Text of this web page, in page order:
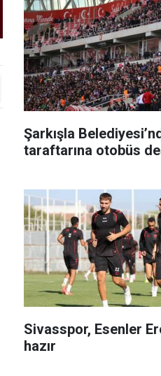
Şarkışla
taraftarına otobüs
Sivasspor, Esenler
hazır